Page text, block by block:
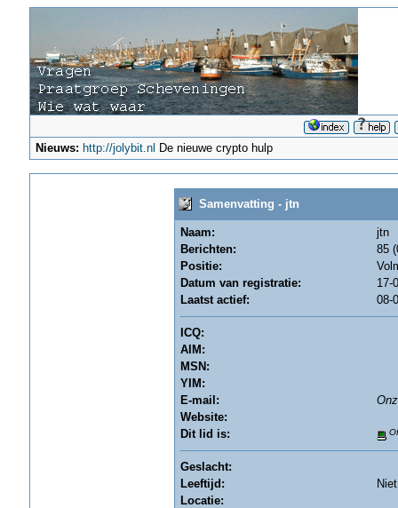
Nieuws: http://jolybit.nl De nieuwe crypto hulp
Samenvatting - jtn
Naam:
jtn
Berichten:
85
Positie:
Datum van registratie:
17-
Laatst actief:
08-
ICQ:
AIM:
MSN:
YIM:
E-mail:
Website:
Dit lid is:
Geslacht:
Leeftijd:
Locatie: